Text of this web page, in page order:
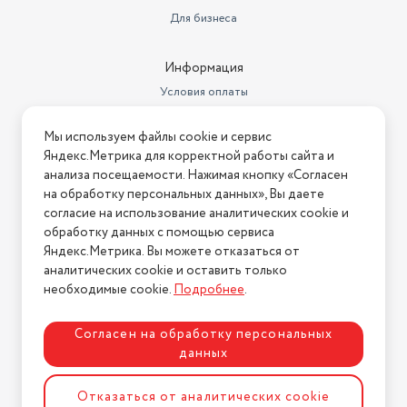
стекло
серый
серый металлик
Минимальная температура в
морозильной камере
-18
Комплектация
Холодильник, документация
компрессорный
Размораживание холодильной
камеры
ручное
Количество камер
2
Основной цвет
серый
Расположение морозильной
камеры / НТО
снизу
Для бизнеса
Информация
Условия оплаты
Условия возврата
Нашли ошибку на сайте? Напишите нам
2026 © Интернет-магазин "АстМаркет". У нас есть всё!
Политика конфиденциальности
Разработка сайтаASTDESIGN
Мы используем файлы cookie и сервис
Яндекс.Метрика для корректной работы сайта и
анализа посещаемости. Нажимая кнопку «Согласен
на обработку персональных данных», Вы даете
согласие на использование аналитических cookie и
обработку данных с помощью сервиса
Яндекс.Метрика. Вы можете отказаться от
аналитических cookie и оставить только
необходимые cookie.Подробнее.
Согласен на обработку персональных
данных
Отказаться от аналитических cookie